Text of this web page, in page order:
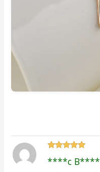
od 5
****c B****